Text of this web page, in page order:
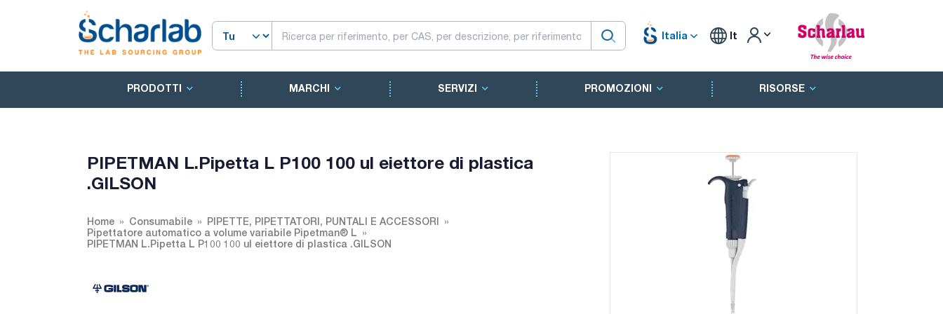
Italia It
PRODOTTI MARCHI SERVIZI PROMOZIONI RISORSE
PIPETMAN L.Pipetta L P100 100 ul eiettore di plastica
.GILSON
Home Consumabile
PIPETTE, PIPETTATORI, PUNTALI E ACCESSORI
Pipettatore automatico a volume variabile Pipetman® L
PIPETMAN L.Pipetta L P100 100 ul eiettore di plastica .GILSON